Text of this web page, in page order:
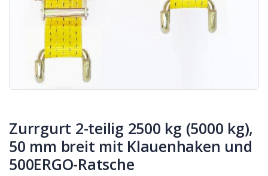
Zurrgurt 2-teilig 2500 kg (5000 kg),
50 mm breit mit Klauenhaken und
500ERGO-Ratsche